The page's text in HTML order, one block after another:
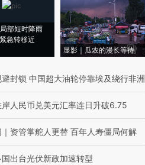
部短时降雨
急转移近
显影｜瓜农的漫长等待
避封锁 中国超大油轮停靠埃及绕行非洲
岸人民币兑美元汇率连日升破6.75
｜ 资管掌舵人更替 百年人寿僵局何解
国出台光伏新政加速转型